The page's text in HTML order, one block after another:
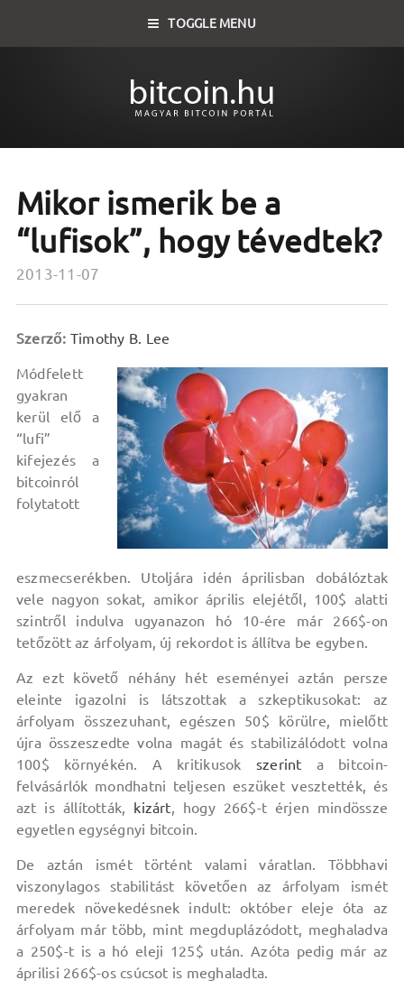
TOGGLE MENU
Mikor ismerik be a
“lufisok”, hogy tévedtek?
2013-11-07
Szerző: Timothy B. Lee
Módfelett
gyakran
kerül elő a
“lufi”
kifejezés a
bitcoinról
folytatott
eszmecserékben. Utoljára idén áprilisban dobálóztak
vele nagyon sokat, amikor április elejétől, 100$ alatti
szintről indulva ugyanazon hó 10-ére már 266$-on
tetőzött az árfolyam, új rekordot is állítva be egyben.
Az ezt követő néhány hét eseményei aztán persze
eleinte igazolni is látszottak a szkeptikusokat: az
árfolyam összezuhant, egészen 50$ körülre, mielőtt
újra összeszedte volna magát és stabilizálódott volna
100$ környékén. A kritikusok szerint a bitcoin-
felvásárlók mondhatni teljesen eszüket vesztették, és
azt is állították, kizárt, hogy 266$-t érjen mindössze
egyetlen egységnyi bitcoin.
De aztán ismét történt valami váratlan. Többhavi
viszonylagos stabilitást követően az árfolyam ismét
meredek növekedésnek indult: október eleje óta az
árfolyam már több, mint megduplázódott, meghaladva
a 250$-t is a hó eleji 125$ után. Azóta pedig már az
áprilisi 266$-os csúcsot is meghaladta.